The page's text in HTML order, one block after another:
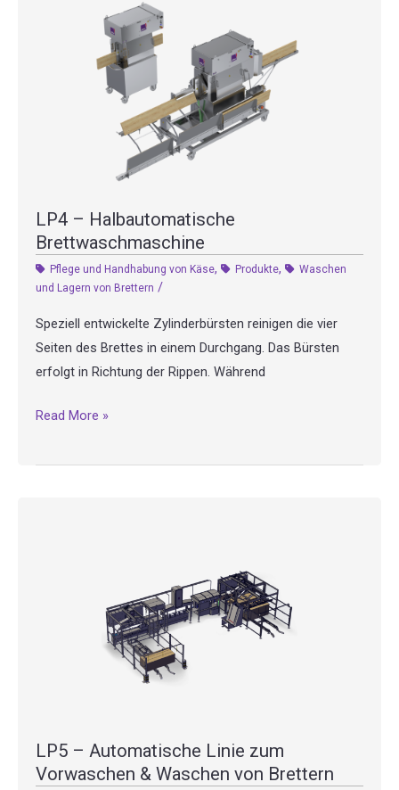
LP4 – Halbautomatische
Brettwaschmaschine
Pflege und Handhabung von Käse, Produkte,
Waschen
und Lagern von Brettern /
Speziell entwickelte Zylinderbürsten reinigen die vier
Seiten des Brettes in einem Durchgang. Das Bürsten
erfolgt in Richtung der Rippen. Während
LP4
Halbautomatische
Read More »
LP5 – Automatische Linie zum
Vorwaschen & Waschen von Brettern